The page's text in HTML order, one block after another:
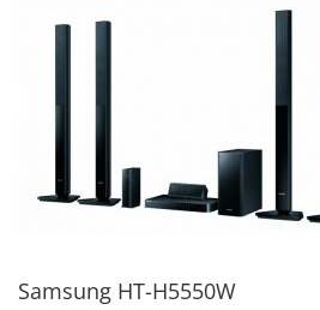
Samsung HT-H5550W